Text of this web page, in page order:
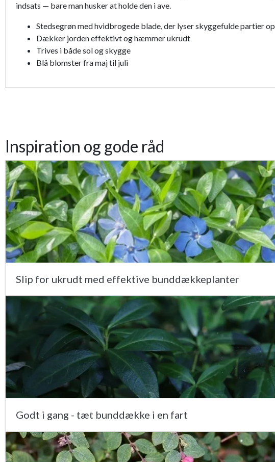
indsats — bare man husker at holde den i ave.
Stedsegrøn med hvidbrogede blade, der lyser skyggefulde partier op
Dækker jorden effektivt og hæmmer ukrudt
Trives i både sol og skygge
Blå blomster fra maj til juli
Inspiration og gode råd
Slip for ukrudt med effektive bunddækkeplanter
Godt i gang - tæt bunddække i en fart